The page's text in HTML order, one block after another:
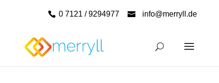
0 7121 / 9294977 info@merryll.de